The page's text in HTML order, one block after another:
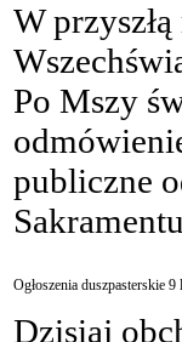
W
Po Mszy
publiczne
Ogłoszenia duszpasterskie 9
Dzisiaj